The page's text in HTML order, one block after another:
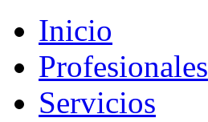
Inicio
Profesionales
Servicios